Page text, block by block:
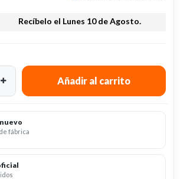
Recíbelo el Lunes 10 de Agosto.
fábrica